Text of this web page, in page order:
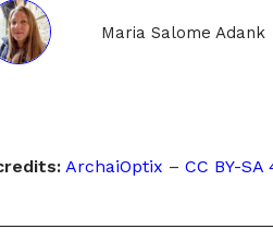
Maria Salome Adank
ArchaiOptix –CC BY-SA